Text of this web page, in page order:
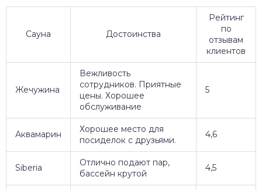
Сауна Достоинства
Рейтинг
по
отзывам
клиентов
Жечужина
Вежливость
сотрудников. Приятные
цены. Хорошее
обслуживание
5
Аквамарин
Хорошее место для
посиделок с друзьями.
4,6
Siberia
Отлично подают пар,
бассейн крутой
4,5